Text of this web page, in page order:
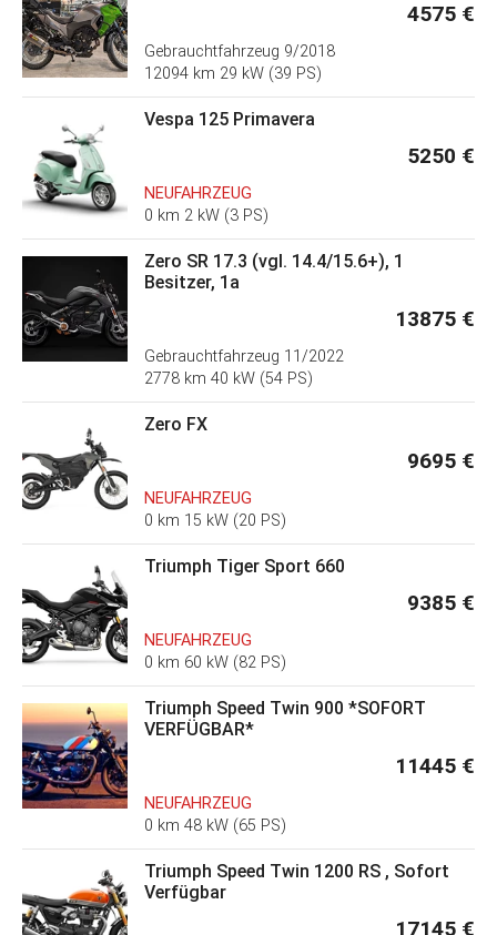
4575 €
Gebrauchtfahrzeug 9/2018
12094 km 29 kW (39 PS)
Vespa 125 Primavera
5250 €
NEUFAHRZEUG
0 km 2 kW (3 PS)
Zero SR 17.3 (vgl. 14.4/15.6+), 1
Besitzer, 1a
13875 €
Gebrauchtfahrzeug 11/2022
2778 km 40 kW (54 PS)
Zero FX
9695 €
NEUFAHRZEUG
0 km 15 kW (20 PS)
Triumph Tiger Sport 660
9385 €
NEUFAHRZEUG
0 km 60 kW (82 PS)
Triumph Speed Twin 900 *SOFORT
VERFÜGBAR*
11445 €
NEUFAHRZEUG
0 km 48 kW (65 PS)
Triumph Speed Twin 1200 RS , Sofort
Verfügbar
17145 €